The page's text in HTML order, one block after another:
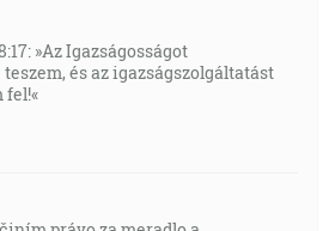
»Az Igazságosságot
és az igazságszolgáltatást